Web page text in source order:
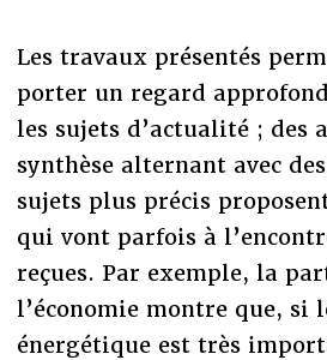
Les travaux présentés
porter un regard
les sujets d’actualité ; des
synthèse alternant avec
sujets plus précis
qui vont parfois à
reçues. Par exemple, la
l’économie montre que, si
énergétique est très